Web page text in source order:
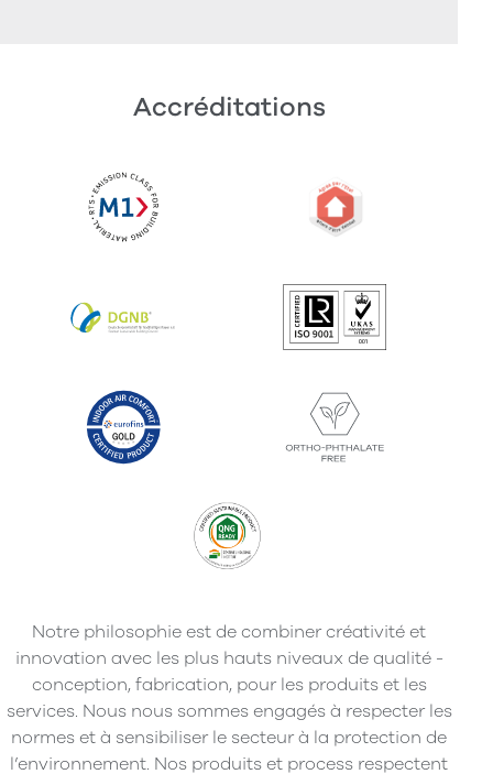
Accréditations
Notre philosophie est de combiner créativité et
innovation avec les plus hauts niveaux de qualité -
conception, fabrication, pour les produits et les
services. Nous nous sommes engagés à respecter les
normes et à sensibiliser le secteur à la protection de
l’environnement. Nos produits et process respectent